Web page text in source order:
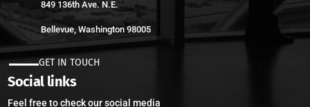
849 136th Ave. N.E.
Bellevue, Washington 98005
GET IN TOUCH
Social links
Feel free to check our social media